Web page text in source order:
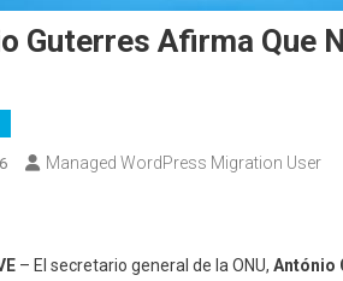
Guterres Afirma Que
Managed WordPress Migration User
– El secretario general de la ONU, António